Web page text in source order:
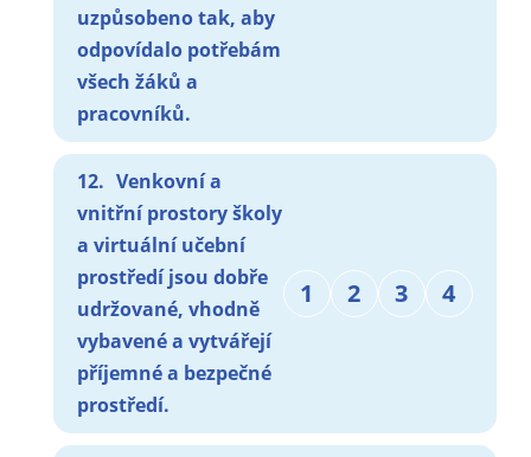
uzpůsobeno tak, aby
odpovídalo potřebám
všech žáků a
pracovníků.
12. Venkovní a
vnitřní prostory školy
a virtuální učební
prostředí jsou dobře
udržované, vhodně
vybavené a vytvářejí
příjemné a bezpečné
prostředí.
1 2 3 4